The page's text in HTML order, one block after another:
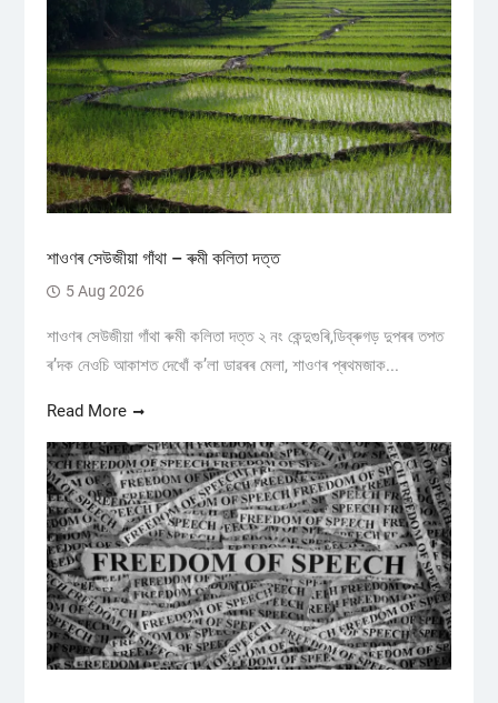
শাওণৰ সেউজীয়া গাঁথা – ৰুমী কলিতা দত্ত
5 Aug 2026
শাওণৰ সেউজীয়া গাঁথা ৰুমী কলিতা দত্ত ২ নং কেন্দুগুৰি,ডিব্ৰুগড় ​দুপৰৰ তপত
ৰ’দক নেওচি আকাশত দেখোঁ ক’লা ডাৱৰৰ মেলা, শাওণৰ প্ৰথমজাক...
Read More